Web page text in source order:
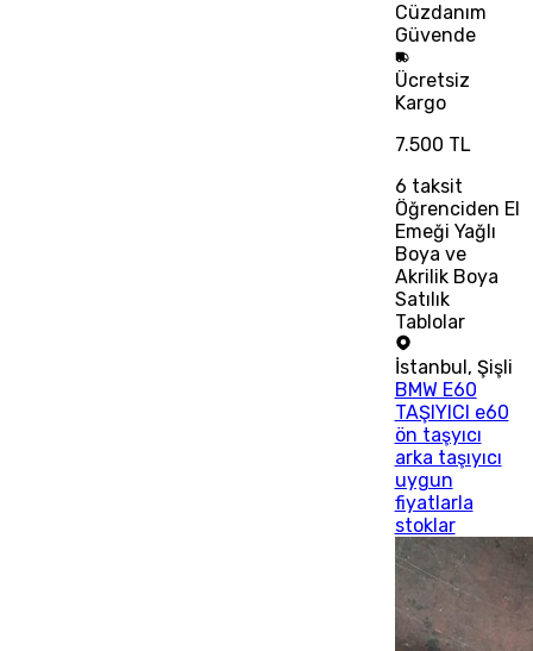
Cüzdanım
Güvende
Ücretsiz
Kargo
7.500 TL
6 taksit
Öğrenciden El
Emeği Yağlı
Boya ve
Akrilik Boya
Satılık
Tablolar
İstanbul , Şişli
BMW E60
TAŞIYICI e60
ön taşyıcı
arka taşıyıcı
uygun
fiyatlarla
stoklar